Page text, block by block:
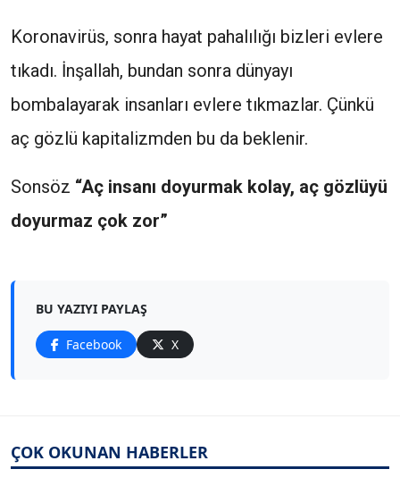
Koronavirüs, sonra hayat pahalılığı bizleri evlere
tıkadı. İnşallah, bundan sonra dünyayı
bombalayarak insanları evlere tıkmazlar. Çünkü
aç gözlü kapitalizmden bu da beklenir.
Sonsöz “Aç insanı doyurmak kolay, aç gözlüyü
doyurmaz çok zor”
BU YAZIYI PAYLAŞ
Facebook X
ÇOK OKUNAN HABERLER